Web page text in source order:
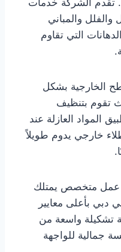
والفلل والمباني
التي تقاوم
الخارجية بشكل
تقوم بتنظيف
المواد العازلة عند
خارجي يدوم طويلاً
عمل متخصص يمتلك
دبي بأعلى معايير
تشكيلة واسعة من
جمالية للواجهة